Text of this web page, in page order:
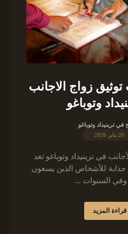
زواج الاجانب
وتوباغو
في ترينيداد وتوباغو
20 يناير 2026
في ترينيداد وتوباغو تعد
جذابة للأشخاص الذين يسعون
وفي السنوات ...
قراءة المزيد